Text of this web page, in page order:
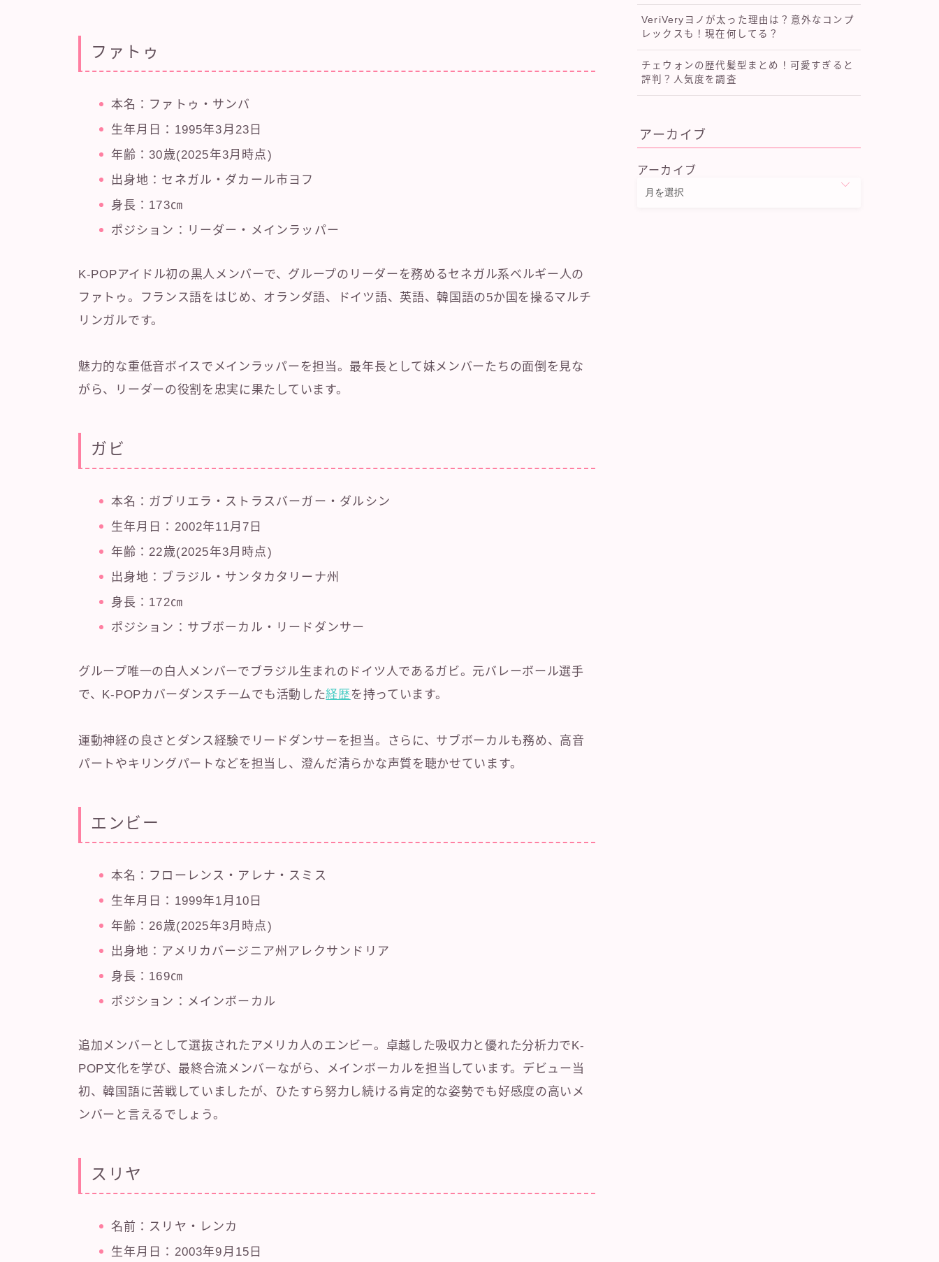
ファトゥ
本名：ファトゥ・サンバ
生年月日：1995年3月23日
年齢：30歳(2025年3月時点)
出身地：セネガル・ダカール市ヨフ
身長：173㎝
ポジション：リーダー・メインラッパー
K-POPアイドル初の黒人メンバーで、グループのリーダーを務めるセネガル系ベルギー人の
ファトゥ。フランス語をはじめ、オランダ語、ドイツ語、英語、韓国語の5か国を操るマルチ
リンガルです。
魅力的な重低音ボイスでメインラッパーを担当。最年長として妹メンバーたちの面倒を見な
がら、リーダーの役割を忠実に果たしています。
ガビ
本名：ガブリエラ・ストラスバーガー・ダルシン
生年月日：2002年11月7日
年齢：22歳(2025年3月時点)
出身地：ブラジル・サンタカタリーナ州
身長：172㎝
ポジション：サブボーカル・リードダンサー
グループ唯一の白人メンバーでブラジル生まれのドイツ人であるガビ。元バレーボール選手
で、K-POPカバーダンスチームでも活動した経歴 を持っています。
運動神経の良さとダンス経験でリードダンサーを担当。さらに、サブボーカルも務め、高音
パートやキリングパートなどを担当し、澄んだ清らかな声質を聴かせています。
エンビー
本名：フローレンス・アレナ・スミス
生年月日：1999年1月10日
年齢：26歳(2025年3月時点)
出身地：アメリカバージニア州アレクサンドリア
身長：169㎝
ポジション：メインボーカル
追加メンバーとして選抜されたアメリカ人のエンビー。卓越した吸収力と優れた分析力でK-
POP文化を学び、最終合流メンバーながら、メインボーカルを担当しています。デビュー当
初、韓国語に苦戦していましたが、ひたすら努力し続ける肯定的な姿勢でも好感度の高いメ
ンバーと言えるでしょう。
スリヤ
名前：スリヤ・レンカ
生年月日：2003年9月15日
VeriVeryヨノが太った理由は？意外なコンプ
レックスも！現在何してる？
チェウォンの歴代髪型まとめ！可愛すぎると
評判？人気度を調査
アーカイブ
アーカイブ